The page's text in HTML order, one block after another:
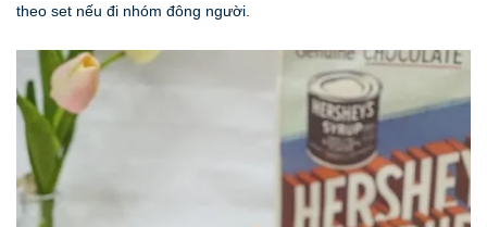
theo set nếu đi nhóm đông người.